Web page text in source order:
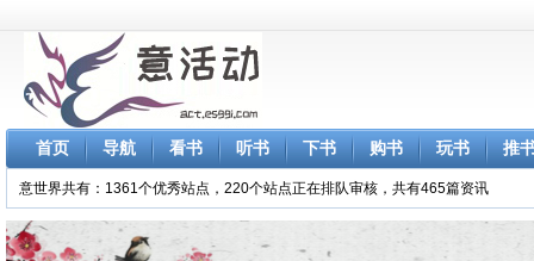
首页 导航 看书 听书 下书 购书 玩书 推
意世界共有：1361个优秀站点，220个站点正在排队审核，共有465篇资讯